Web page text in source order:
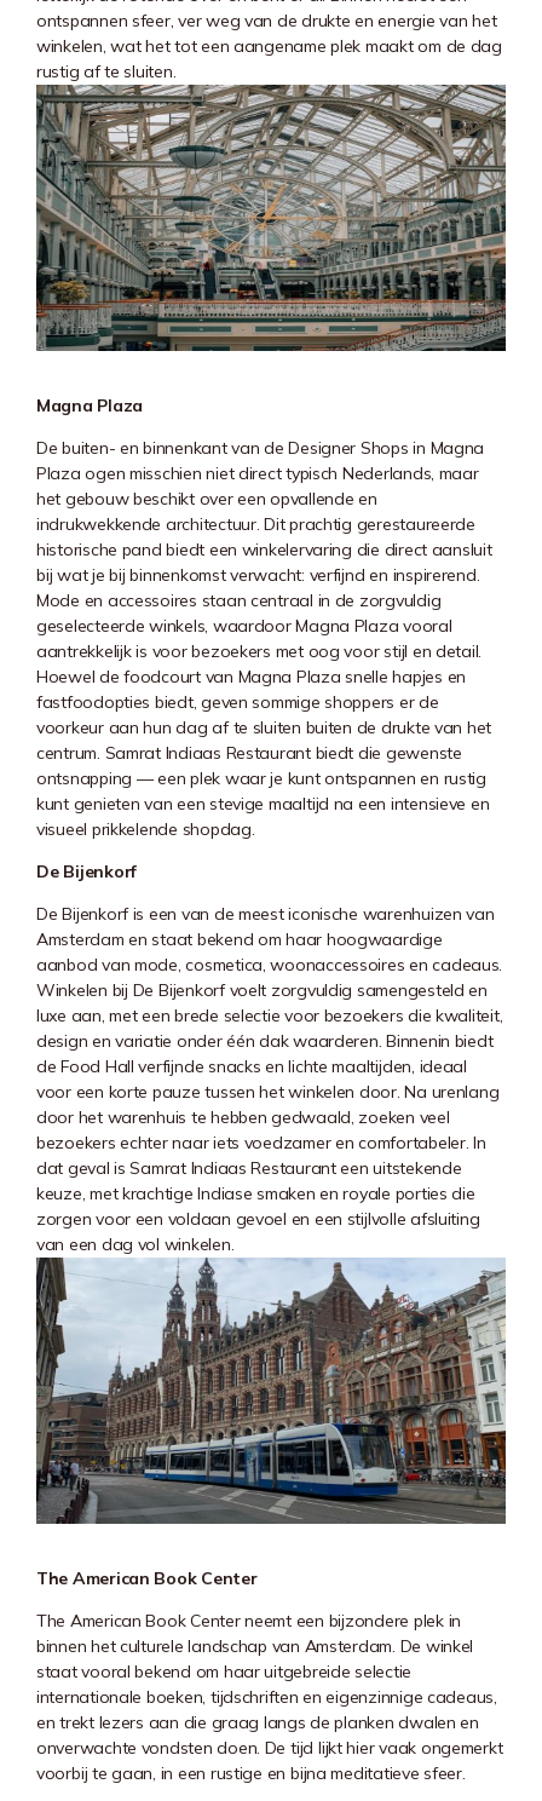
ontspannen sfeer, ver weg van de drukte en energie van het
winkelen, wat het tot een aangename plek maakt om de dag
rustig af te sluiten.
Magna Plaza
De buiten- en binnenkant van de Designer Shops in Magna
Plaza ogen misschien niet direct typisch Nederlands, maar
het gebouw beschikt over een opvallende en
indrukwekkende architectuur. Dit prachtig gerestaureerde
historische pand biedt een winkelervaring die direct aansluit
bij wat je bij binnenkomst verwacht: verfijnd en inspirerend.
Mode en accessoires staan centraal in de zorgvuldig
geselecteerde winkels, waardoor Magna Plaza vooral
aantrekkelijk is voor bezoekers met oog voor stijl en detail.
Hoewel de foodcourt van Magna Plaza snelle hapjes en
fastfoodopties biedt, geven sommige shoppers er de
voorkeur aan hun dag af te sluiten buiten de drukte van het
centrum. Samrat Indiaas Restaurant biedt die gewenste
ontsnapping — een plek waar je kunt ontspannen en rustig
kunt genieten van een stevige maaltijd na een intensieve en
visueel prikkelende shopdag.
De Bijenkorf
De Bijenkorfis een van de meest iconische warenhuizen van
Amsterdam en staat bekend om haar hoogwaardige
aanbod van mode, cosmetica, woonaccessoires en cadeaus.
Winkelen bij De Bijenkorf voelt zorgvuldig samengesteld en
luxe aan, met een brede selectie voor bezoekers die kwaliteit,
design en variatie onder één dak waarderen. Binnenin biedt
de Food Hall verfijnde snacks en lichte maaltijden, ideaal
voor een korte pauze tussen het winkelen door. Na urenlang
door het warenhuis te hebben gedwaald, zoeken veel
bezoekers echter naar iets voedzamer en comfortabeler. In
dat geval is Samrat Indiaas Restaurant een uitstekende
keuze, met krachtige Indiase smaken en royale porties die
zorgen voor een voldaan gevoel en een stijlvolle afsluiting
van een dag vol winkelen.
The American Book Center
The American Book Center neemt een bijzondere plek in
binnen het culturele landschap van Amsterdam. De winkel
staat vooral bekend om haar uitgebreide selectie
internationale boeken, tijdschriften en eigenzinnige cadeaus,
en trekt lezers aan die graag langs de planken dwalen en
onverwachte vondsten doen. De tijd lijkt hier vaak ongemerkt
voorbij te gaan, in een rustige en bijna meditatieve sfeer.